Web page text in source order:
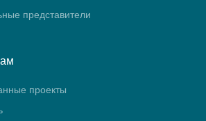
представители
проекты